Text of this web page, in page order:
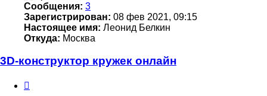
Сообщения: 3
Зарегистрирован: 08 фев 2021, 09:15
Настоящее имя: Леонид Белкин
Откуда: Москва
3D-конструктор кружек онлайн